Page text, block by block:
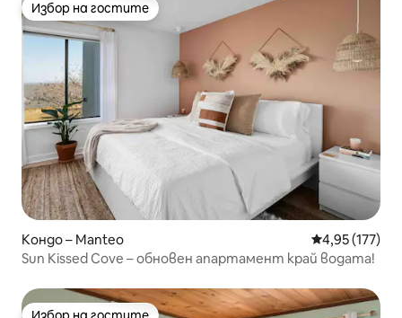
Избор на гостите
Избор на гостите
Кондо – Manteo Средна
4,95 (177)
Sun Kissed Cove – обновен апартамент край водата!